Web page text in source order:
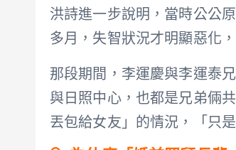
洪詩進一步說明，當時公公
多月，失智狀況才明顯惡化
那段期間，李運慶與李運泰
與日照中心，也都是兄弟倆
丟包給女友」的情況，「只